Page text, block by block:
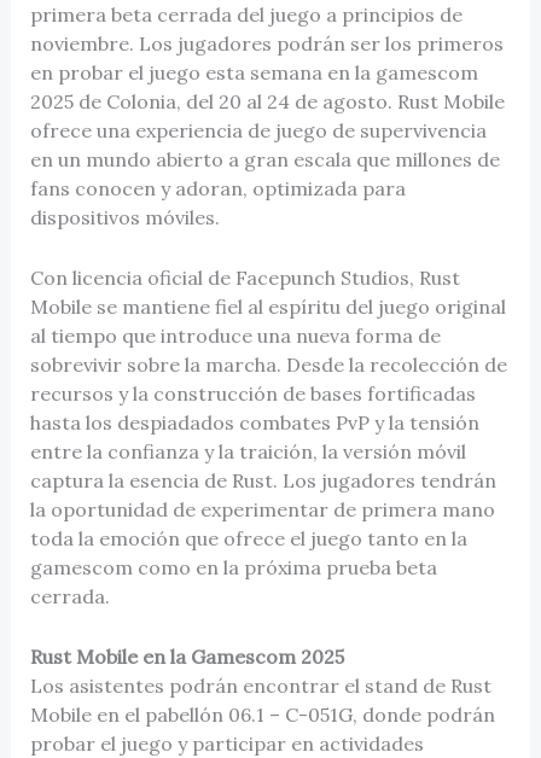
primera beta cerrada del juego a principios de
noviembre. Los jugadores podrán ser los primeros
en probar el juego esta semana en la gamescom
2025 de Colonia, del 20 al 24 de agosto. Rust Mobile
ofrece una experiencia de juego de supervivencia
en un mundo abierto a gran escala que millones de
fans conocen y adoran, optimizada para
dispositivos móviles.
Con licencia oficial de Facepunch Studios, Rust
Mobile se mantiene fiel al espíritu del juego original
al tiempo que introduce una nueva forma de
sobrevivir sobre la marcha. Desde la recolección de
recursos y la construcción de bases fortificadas
hasta los despiadados combates PvP y la tensión
entre la confianza y la traición, la versión móvil
captura la esencia de Rust. Los jugadores tendrán
la oportunidad de experimentar de primera mano
toda la emoción que ofrece el juego tanto en la
gamescom como en la próxima prueba beta
cerrada.
Rust Mobile en la Gamescom 2025
Los asistentes podrán encontrar el stand de Rust
Mobile en el pabellón 06.1 – C-051G, donde podrán
probar el juego y participar en actividades